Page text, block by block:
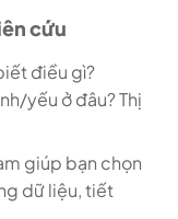
cứu
điều gì?
yếu ở đâu? Thị
giúp bạn chọn
dữ liệu, tiết